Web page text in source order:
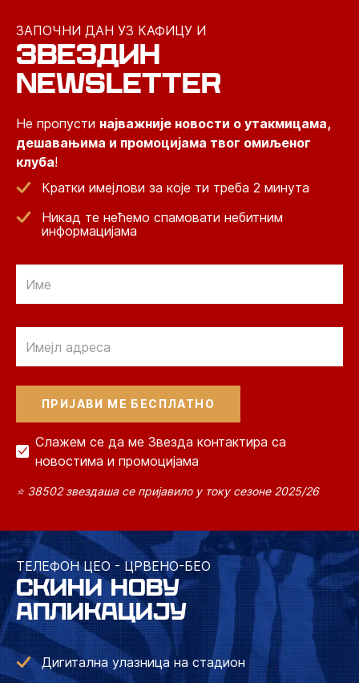
ЗАПОЧНИ ДАН УЗ КАФИЦУ И
ЗВЕЗДИН
NEWSLETTER
Не пропусти најважније новости о утакмицама,
дешавањима и промоцијама твог омиљеног
клуба!
Кратки имејлови за које ти треба 2 минута
Никад те нећемо спамовати небитним
информацијама
Слажем се да ме Звезда контактира са
новостима и промоцијама
⭐ 38502 звездаша се пријавило у току сезоне 2025/26
ТЕЛЕФОН ЦЕО - ЦРВЕНО-БЕО
СКИНИ НОВУ
АПЛИКАЦИЈУ
Дигитална улазница на стадион